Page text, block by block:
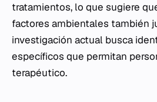
tratamientos, lo que sugiere
factores ambientales también
investigación actual busca
específicos que permitan
terapéutico.